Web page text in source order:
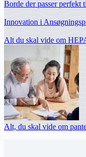
Borde der passer
Innovation i
Alt du skal vide om
Alt, du skal vide om